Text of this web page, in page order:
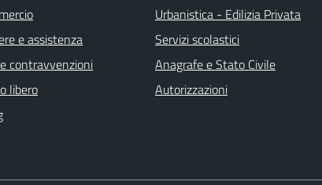
e assistenza
contravvenzioni
libero
Urbanistica - Edilizia Privata
Servizi scolastici
Anagrafe e Stato Civile
Autorizzazioni